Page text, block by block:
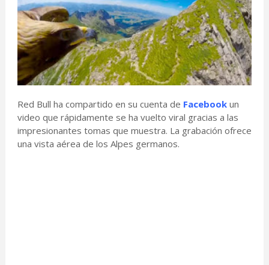
Red Bull ha compartido en su cuenta de Facebook un
video que rápidamente se ha vuelto viral gracias a las
impresionantes tomas que muestra. La grabación ofrece
una vista aérea de los Alpes germanos.